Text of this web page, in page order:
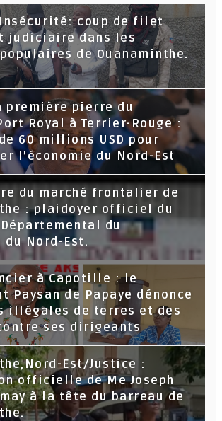
coup de filet
judiciaire dans les
de Ouanaminthe.
première pierre du
Royal à Terrier-Rouge :
60 millions USD pour
l’économie du Nord-Est
du marché frontalier de
: plaidoyer officiel du
du
du Nord-Est.
à Capotille : le
Paysan de Papaye dénonce
illégales de terres et des
ses dirigeants
Est/Justice :
officielle de Me Joseph
à la tête du barreau de